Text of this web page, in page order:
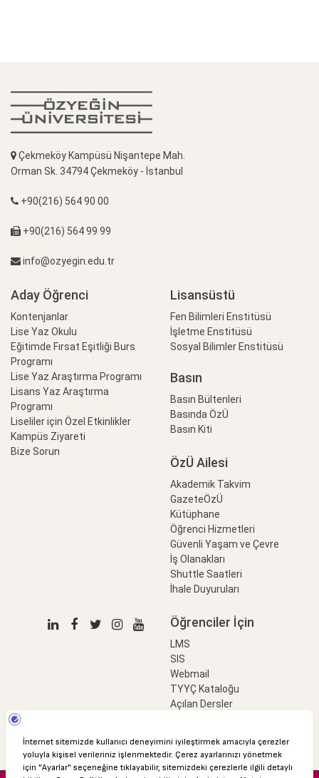
Çekmeköy Kampüsü Nişantepe Mah.
Orman Sk. 34794 Çekmeköy - İstanbul
+90(216) 564 90 00
+90(216) 564 99 99
info@ozyegin.edu.tr
Aday Öğrenci
Kontenjanlar
Lise Yaz Okulu
Eğitimde Fırsat Eşitliği Burs
Programı
Lise Yaz Araştırma Programı
Lisans Yaz Araştırma
Programı
Liseliler için Özel Etkinlikler
Kampüs Ziyareti
Bize Sorun
Lisansüstü
Fen Bilimleri Enstitüsü
İşletme Enstitüsü
Sosyal Bilimler Enstitüsü
Basın
Basın Bültenleri
Basında ÖzÜ
Basın Kiti
ÖzÜ Ailesi
Akademik Takvim
GazeteÖzÜ
Kütüphane
Öğrenci Hizmetleri
Güvenli Yaşam ve Çevre
İş Olanakları
Shuttle Saatleri
İhale Duyuruları
Öğrenciler İçin
LMS
SIS
Webmail
TYYÇ Kataloğu
Açılan Dersler